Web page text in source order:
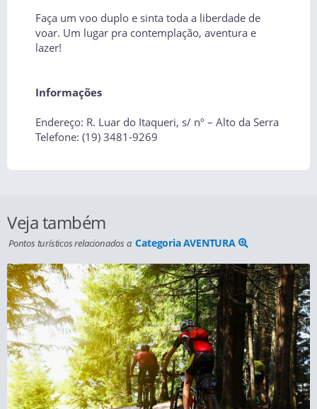
Faça um voo duplo e sinta toda a liberdade de
voar. Um lugar pra contemplação, aventura e
lazer!
Informações
Endereço: R. Luar do Itaqueri, s/ nº – Alto da Serra
Telefone: (19) 3481-9269
Veja também
Pontos turísticos relacionados a Categoria AVENTURA